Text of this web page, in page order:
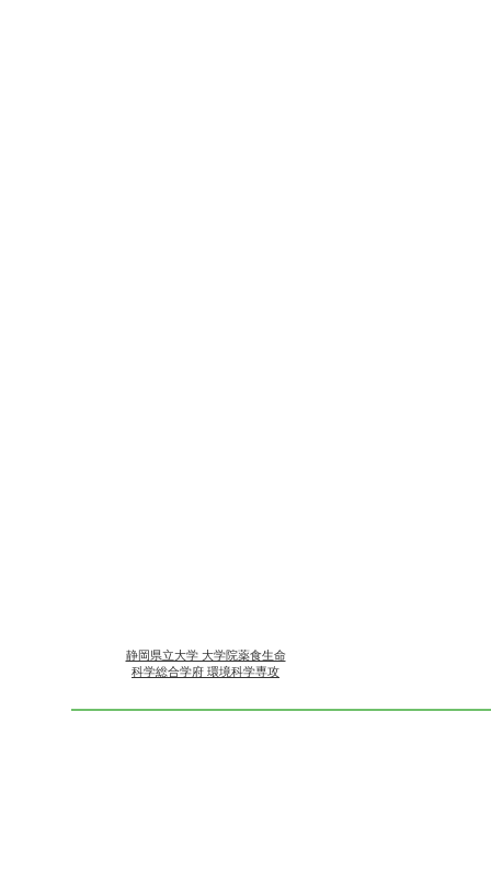
静岡県立大学 大学院薬食生命
科学総合学府 環境科学専攻